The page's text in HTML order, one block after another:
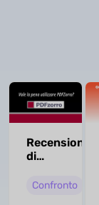
Recensione
di
Confronto